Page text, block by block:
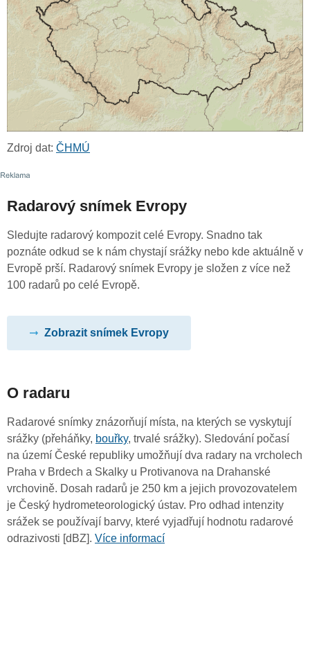
Zdroj dat: ČHMÚ
Radarový snímek Evropy
Sledujte radarový kompozit celé Evropy. Snadno tak
poznáte odkud se k nám chystají srážky nebo kde aktuálně v
Evropě prší. Radarový snímek Evropy je složen z více než
100 radarů po celé Evropě.
Zobrazit snímek Evropy
O radaru
Radarové snímky znázorňují místa, na kterých se vyskytují
srážky (přeháňky, bouřky, trvalé srážky). Sledování počasí
na území České republiky umožňují dva radary na vrcholech
Praha v Brdech a Skalky u Protivanova na Drahanské
vrchovině. Dosah radarů je 250 km a jejich provozovatelem
je Český hydrometeorologický ústav. Pro odhad intenzity
srážek se používají barvy, které vyjadřují hodnotu radarové
odrazivosti [dBZ]. Více informací